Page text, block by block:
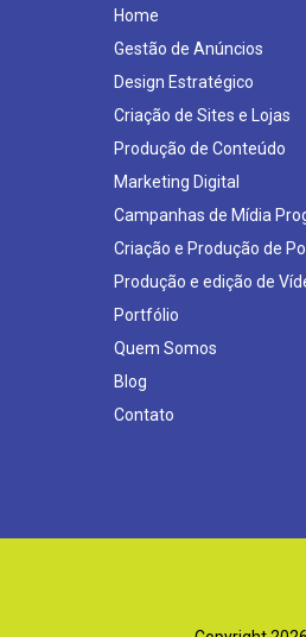
Home
Gestão de Anúncios
Design Estratégico
Criação de Sites e Lojas
Produção de Conteúdo
Marketing Digital
Campanhas de Mídia
Criação e Produção de
Produção e edição de
Portfólio
Quem Somos
Blog
Contato